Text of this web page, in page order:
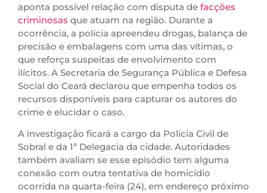
aponta possível relação com disputa de facções
criminosas que atuam na região. Durante a
ocorrência, a polícia apreendeu drogas, balança de
precisão e embalagens com uma das vítimas, o
que reforça suspeitas de envolvimento com
ilícitos. A Secretaria de Segurança Pública e Defesa
Social do Ceará declarou que empenha todos os
recursos disponíveis para capturar os autores do
crime e elucidar o caso.
A investigação ficará a cargo da Polícia Civil de
Sobral e da 1ª Delegacia da cidade. Autoridades
também avaliam se esse episódio tem alguma
conexão com outra tentativa de homicídio
ocorrida na quarta-feira (24), em endereço próximo